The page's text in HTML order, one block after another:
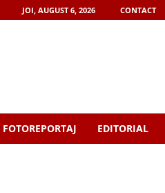
JOI, AUGUST 6, 2026 CONTACT
FOTOREPORTAJ EDITORIAL